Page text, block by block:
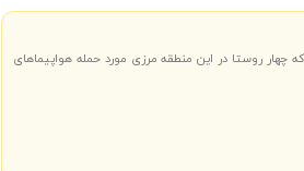
چهار روستا در این منطقه مرزی مورد حمله هواپیماهای